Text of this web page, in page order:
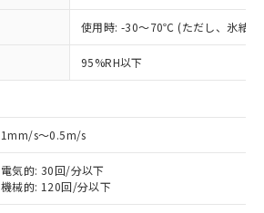
使用時: -30～70℃ (ただし、氷結し
95%RH以下
1mm/s～0.5m/s
電気的: 30回/分以下
機械的: 120回/分以下